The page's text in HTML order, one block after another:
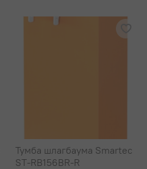
Тумба шлагбаума Smartec
ST-RB156BR-R